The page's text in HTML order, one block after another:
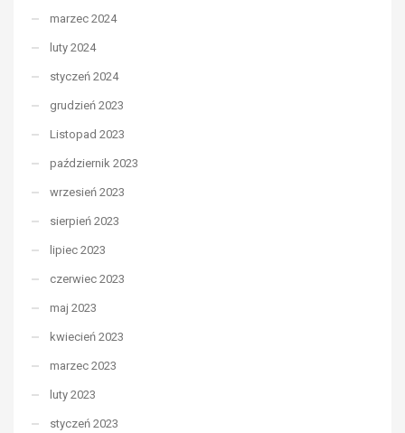
marzec 2024
luty 2024
styczeń 2024
grudzień 2023
Listopad 2023
październik 2023
wrzesień 2023
sierpień 2023
lipiec 2023
czerwiec 2023
maj 2023
kwiecień 2023
marzec 2023
luty 2023
styczeń 2023